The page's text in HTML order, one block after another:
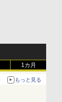
1カ月
もっと見る